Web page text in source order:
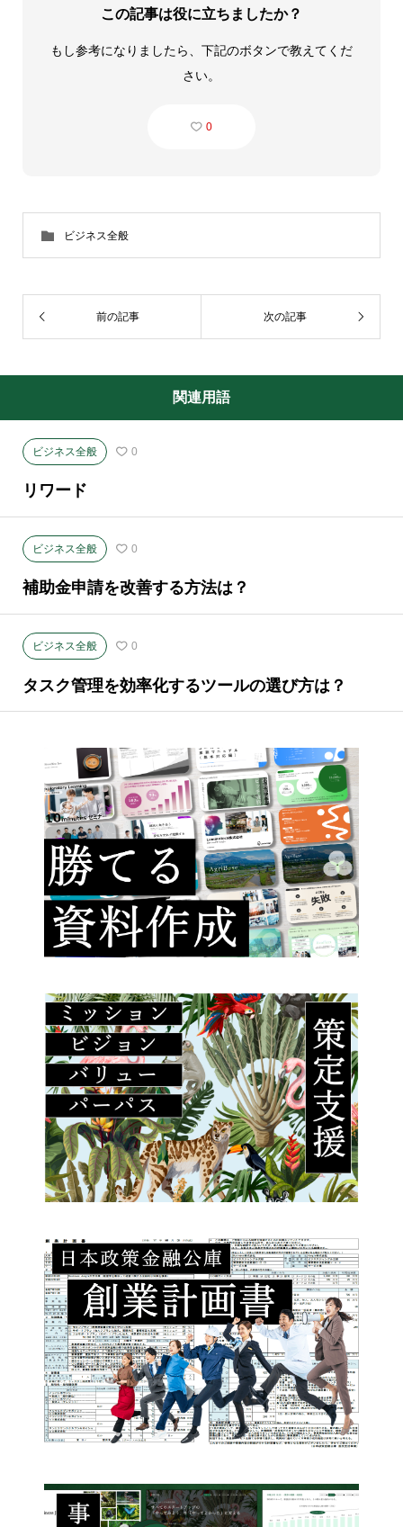
この記事は役に立ちましたか？
もし参考になりましたら、下記のボタンで教えてくだ
さい。
0
ビジネス全般
前の記事 次の記事
関連用語
ビジネス全般 0
リワード
ビジネス全般 0
補助金申請を改善する方法は？
ビジネス全般 0
タスク管理を効率化するツールの選び方は？